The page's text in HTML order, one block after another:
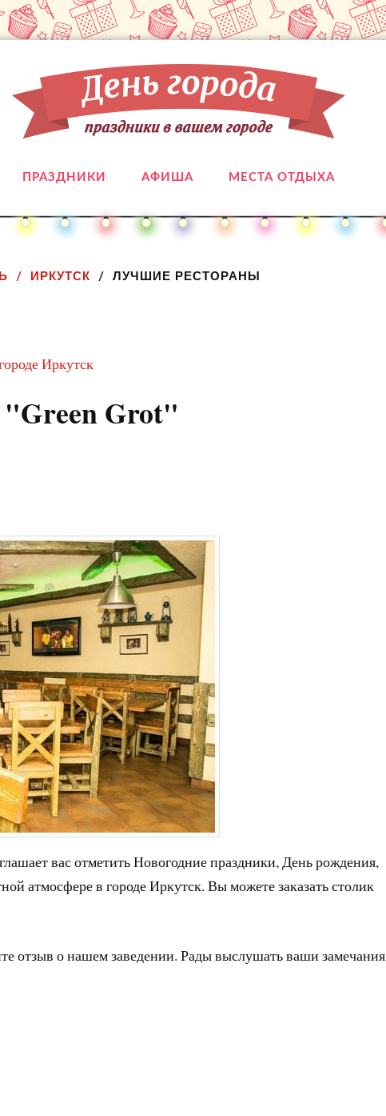
ПРАЗДНИКИ АФИША МЕСТА ОТДЫХА
ИРКУТСК ЛУЧШИЕ РЕСТОРАНЫ
Иркутск
Grot"
вас отметить Новогодние праздники, День рождения,
атмосфере в городе Иркутск. Вы можете заказать столик
отзыв о нашем заведении. Рады выслушать ваши замечания